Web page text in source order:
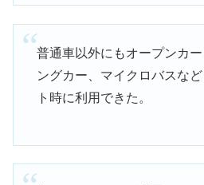
普通車以外にもオープンカ
ングカー、マイクロバスな
ト時に利用できた。